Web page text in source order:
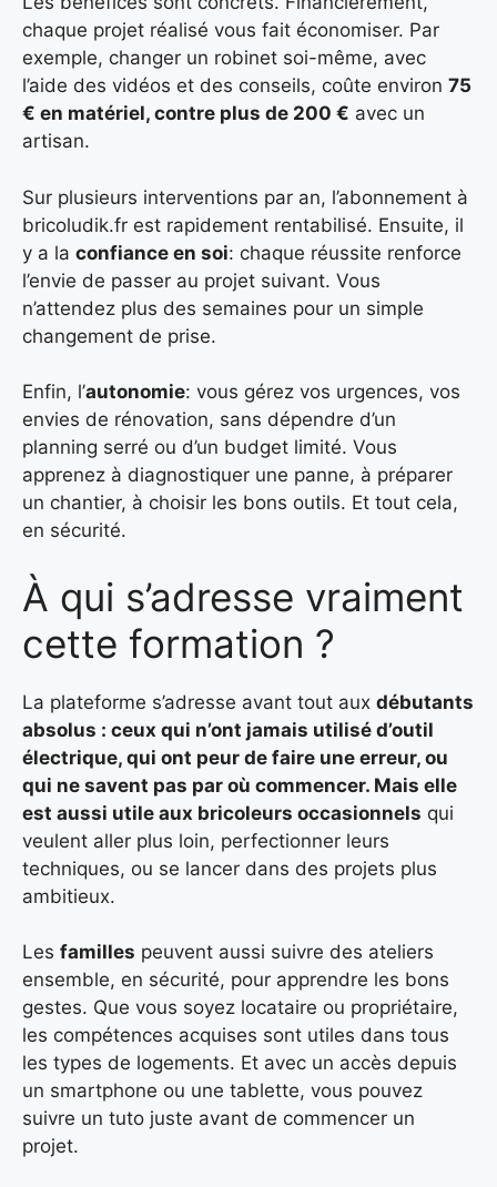
chaque projet réalisé vous fait économiser. Par
exemple, changer un robinet soi-même, avec
l’aide des vidéos et des conseils, coûte environ 75
€ en matériel, contre plus de 200 € avec un
artisan.
Sur plusieurs interventions par an, l’abonnement à
bricoludik.fr est rapidement rentabilisé. Ensuite, il
y a la confiance en soi: chaque réussite renforce
l’envie de passer au projet suivant. Vous
n’attendez plus des semaines pour un simple
changement de prise.
Enfin, l’autonomie: vous gérez vos urgences, vos
envies de rénovation, sans dépendre d’un
planning serré ou d’un budget limité. Vous
apprenez à diagnostiquer une panne, à préparer
un chantier, à choisir les bons outils. Et tout cela,
en sécurité.
À qui s’adresse vraiment
cette formation ?
La plateforme s’adresse avant tout aux débutants
absolus : ceux qui n’ont jamais utilisé d’outil
électrique, qui ont peur de faire une erreur, ou
qui ne savent pas par où commencer. Mais elle
est aussi utile aux bricoleurs occasionnels qui
veulent aller plus loin, perfectionner leurs
techniques, ou se lancer dans des projets plus
ambitieux.
Les familles peuvent aussi suivre des ateliers
ensemble, en sécurité, pour apprendre les bons
gestes. Que vous soyez locataire ou propriétaire,
les compétences acquises sont utiles dans tous
les types de logements. Et avec un accès depuis
un smartphone ou une tablette, vous pouvez
suivre un tuto juste avant de commencer un
projet.